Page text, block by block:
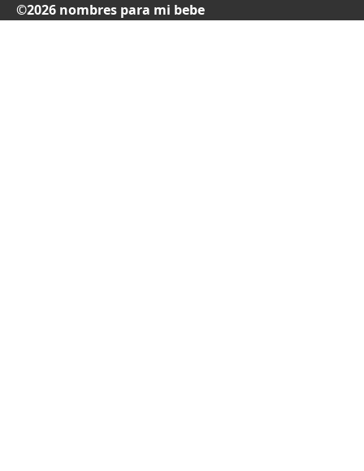
©2026 nombres para mi bebe